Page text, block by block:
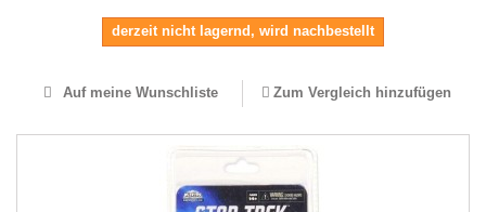
derzeit nicht lagernd, wird nachbestellt
Auf meine Wunschliste Zum Vergleich hinzufügen